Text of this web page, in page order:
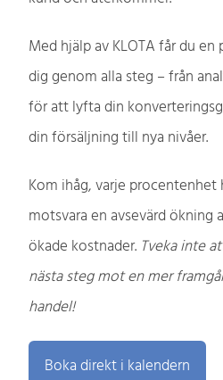
Med hjälp av KLOTA får du
dig genom alla steg – från
för att lyfta din
din försäljning till nya nivåer.
Kom ihåg, varje
motsvara en avsevärd ökning
ökade kostnader. Tveka inte
nästa steg mot en mer
handel!
Boka direkt i kalendern